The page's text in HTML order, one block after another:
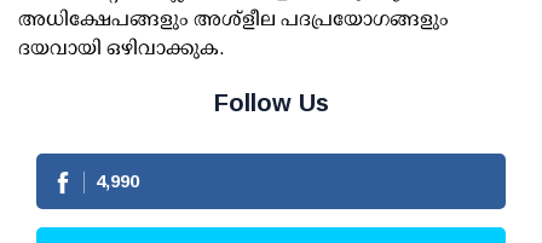
അധിക്ഷേപങ്ങളും അശ്‌ളീല പദപ്രയോഗങ്ങളും
ദയവായി ഒഴിവാക്കുക.
Follow Us
4,990